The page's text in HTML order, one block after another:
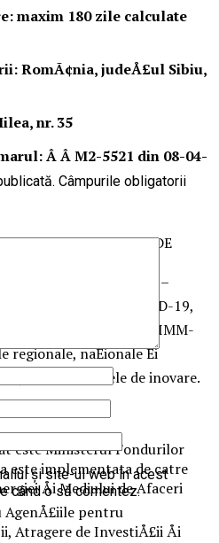
maxim 180 zile calculate
RomÃ¢nia, judeÅ£ul Sibiu,
nr. 35
Â Â M2-5521 din 08-04-
EUROPEAN DE
Axa prioritarÄ 3 –
la pandemia COVID-19,
Sprijinirea capacitÄÈii IMM-
regionale, naÈionale Èi
Ã®n procesele de inovare.
este Ministerul Fondurilor
este implementata de catre
Åi Mediului de Afaceri
AgenÅ£iile pentru
Atragere de InvestiÅ£ii Åi
Câmpurile obligatorii
și site-ul web în acest
când o să comentez.